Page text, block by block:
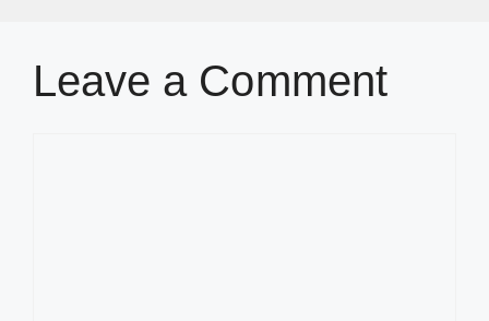
Leave a Comment